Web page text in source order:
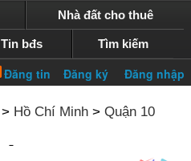
Nhà đất cho thuê
Tin bđs Tìm kiếm
> Hồ Chí Minh > Quận 10